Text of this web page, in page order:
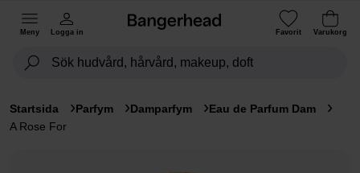
Meny Logga in Favorit Varukorg
Startsida Parfym Damparfym
Eau de Parfum Dam
A Rose For